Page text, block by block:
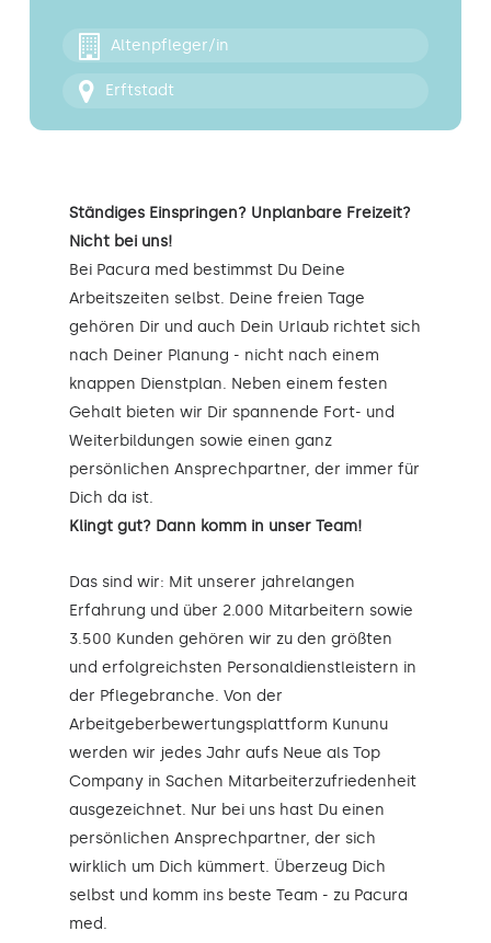
Altenpfleger/in
Erftstadt
Ständiges Einspringen? Unplanbare Freizeit?
Nicht bei uns!
Bei Pacura med bestimmst Du Deine
Arbeitszeiten selbst. Deine freien Tage
gehören Dir und auch Dein Urlaub richtet sich
nach Deiner Planung - nicht nach einem
knappen Dienstplan. Neben einem festen
Gehalt bieten wir Dir spannende Fort- und
Weiterbildungen sowie einen ganz
persönlichen Ansprechpartner, der immer für
Dich da ist.
Klingt gut? Dann komm in unser Team!
Das sind wir: Mit unserer jahrelangen
Erfahrung und über 2.000 Mitarbeitern sowie
3.500 Kunden gehören wir zu den größten
und erfolgreichsten Personaldienstleistern in
der Pflegebranche. Von der
Arbeitgeberbewertungsplattform Kununu
werden wir jedes Jahr aufs Neue als Top
Company in Sachen Mitarbeiterzufriedenheit
ausgezeichnet. Nur bei uns hast Du einen
persönlichen Ansprechpartner, der sich
wirklich um Dich kümmert. Überzeug Dich
selbst und komm ins beste Team - zu Pacura
med.